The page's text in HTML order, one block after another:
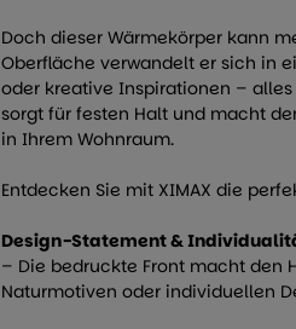
Doch dieser Wärmekörper kann
Oberfläche verwandelt er sich in
oder kreative Inspirationen –
sorgt für festen Halt und macht
in Ihrem Wohnraum.
Entdecken Sie mit XIMAX die
Design-Statement &
– Die bedruckte Front macht den
Naturmotiven oder individuellen